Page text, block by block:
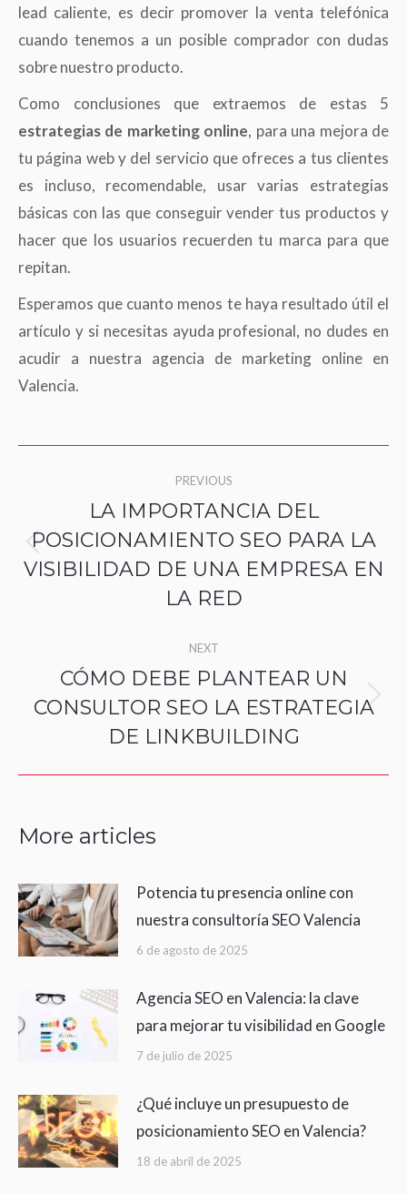
lead caliente, es decir promover la venta telefónica
cuando tenemos a un posible comprador con dudas
sobre nuestro producto.
Como conclusiones que extraemos de estas 5
estrategias de marketing online, para una mejora de
tu página web y del servicio que ofreces a tus clientes
es incluso, recomendable, usar varias estrategias
básicas con las que conseguir vender tus productos y
hacer que los usuarios recuerden tu marca para que
repitan.
Esperamos que cuanto menos te haya resultado útil el
artículo y si necesitas ayuda profesional, no dudes en
acudir a nuestra agencia de marketing online en
Valencia.
navigation
PREVIOUS
post:
LA IMPORTANCIA DEL
POSICIONAMIENTO SEO PARA LA
VISIBILIDAD DE UNA EMPRESA EN
LA RED
NEXT
Next
post:
CÓMO DEBE PLANTEAR UN
CONSULTOR SEO LA ESTRATEGIA
DE LINKBUILDING
More articles
Potencia tu presencia online con
nuestra consultoría SEO Valencia
6 de agosto de 2025
Agencia SEO en Valencia: la clave
para mejorar tu visibilidad en Google
7 de julio de 2025
¿Qué incluye un presupuesto de
posicionamiento SEO en Valencia?
18 de abril de 2025